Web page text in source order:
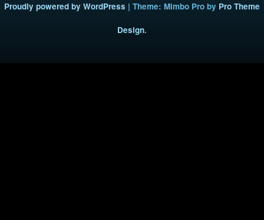
Proudly powered by WordPress | Theme: Mimbo Pro by Pro Theme
Design.